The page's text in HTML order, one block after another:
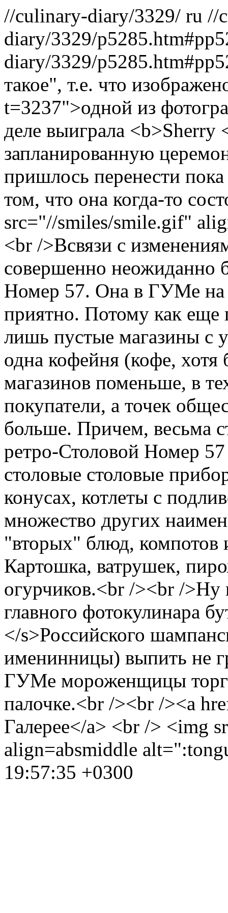
//culinary-diary/3329/ ru //
diary/3329/
diary/3329/
такое", т.е. что
t=3237">одной из
деле выиграла <b>Sherry
запланированную
пришлось перенести
том, что она когда-то
src="//smiles/smile.gif"
<br />Всвязи с
совершенно неожиданно
Номер 57. Она в ГУМе на
приятно. Потому как еще
лишь пустые магазины с
одна кофейня (кофе,
магазинов поменьше, в
покупатели, а точек
больше. Причем, весьма
ретро-Столовой Номер 57
столовые столовые
конусах, котлеты с
множество других
"вторых" блюд, компотов
Картошка, ватрушек,
огурчиков.<br /><br />Ну
главного фотокулинара
</s>Российского
именинницы) выпить не
ГУМе мороженщицы
палочке.<br /><br /><a
Галерее</a> <br /> <img
align=absmiddle
19:57:35 +0300